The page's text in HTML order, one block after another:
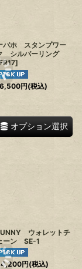
バホ スタンプワー
シルバーリング
]
円(税込)
オプション選択
ウォレットチ
ーン SE-1
円(税込)